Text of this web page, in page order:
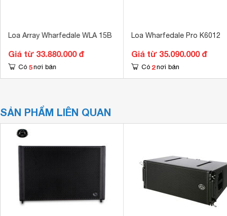
Loa Array Wharfedale WLA 15B
Giá từ 33.880.000 đ
Có 5 nơi bán
Loa Wharfedale Pro K6012
Giá từ 35.090.000 đ
Có 2 nơi bán
SẢN PHẨM LIÊN QUAN